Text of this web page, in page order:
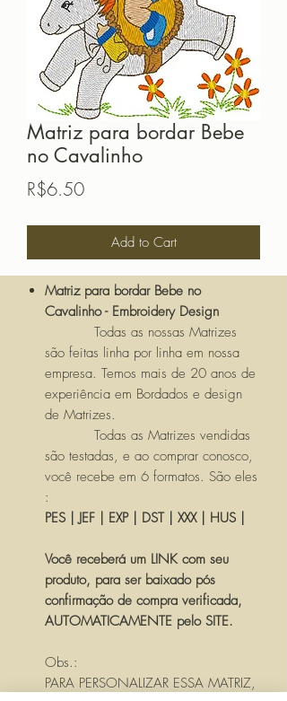
Matriz para bordar Bebe
no Cavalinho
R$6.50Price
Add to Cart
Matriz para bordar Bebe no
Cavalinho - Embroidery Design
Todas as nossas Matrizes
são feitas linha por linha em nossa
empresa. Temos mais de 20 anos de
experiência em Bordados e design
de Matrizes.
Todas as Matrizes vendidas
são testadas, e ao comprar conosco,
você recebe em 6 formatos. São eles
:
PES | JEF | EXP | DST | XXX | HUS |
Você receberá um LINK com seu
produto, para ser baixado pós
confirmação de compra verificada,
AUTOMATICAMENTE pelo SITE.
Obs.:
PARA PERSONALIZAR ESSA MATRIZ,